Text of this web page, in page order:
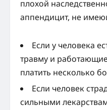
плохой
аппендицит, не
Если у человека
травму и
платить несколько
Если человек
сильными